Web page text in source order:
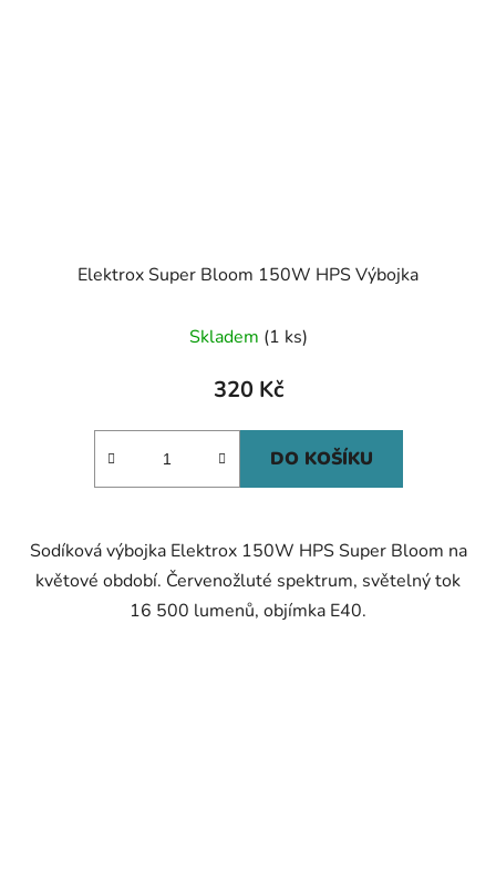
Elektrox Super Bloom 150W HPS Výbojka
Skladem (1 ks)
320 Kč
DO KOŠÍKU
Sodíková výbojka Elektrox 150W HPS Super Bloom na
květové období. Červenožluté spektrum, světelný tok
16 500 lumenů, objímka E40.